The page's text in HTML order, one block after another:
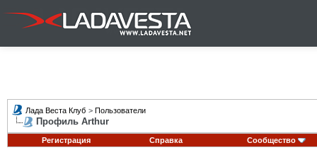
Лада Веста Клуб > Пользователи
Профиль Arthur
Регистрация Справка Сообщество